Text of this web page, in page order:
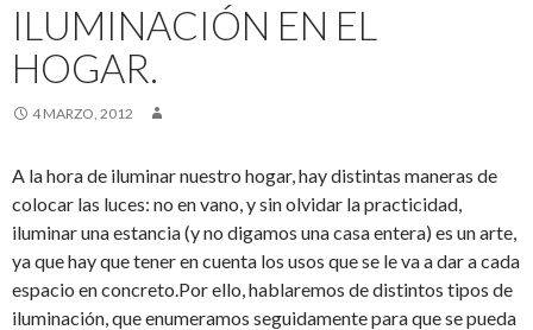
ILUMINACIÓN EN EL
HOGAR.
4 MARZO, 2012
A la hora de iluminar nuestro hogar, hay distintas maneras de
colocar las luces: no en vano, y sin olvidar la practicidad,
iluminar una estancia (y no digamos una casa entera) es un arte,
ya que hay que tener en cuenta los usos que se le va a dar a cada
espacio en concreto.Por ello, hablaremos de distintos tipos de
iluminación, que enumeramos seguidamente para que se pueda